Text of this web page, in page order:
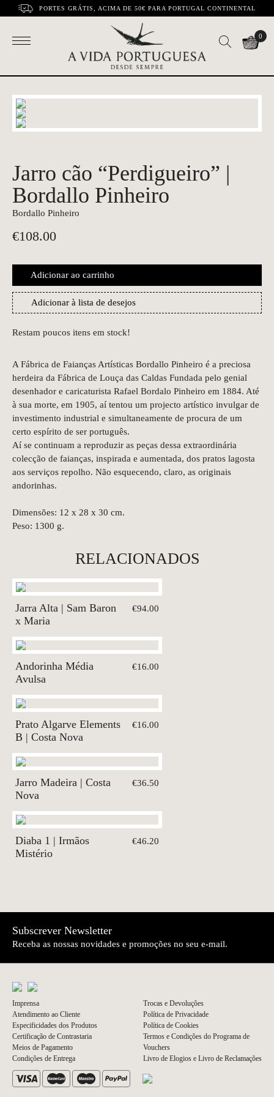
PORTES GRÁTIS, ACIMA DE 50€ PARA PORTUGAL CONTINENTAL
0
Jarro cão “Perdigueiro” |
Bordallo Pinheiro
Bordallo Pinheiro
€108.00
Adicionar ao carrinho
Adicionar à lista de desejos
Restam poucos itens em stock!
A Fábrica de Faianças Artísticas Bordallo Pinheiro é a preciosa
herdeira da Fábrica de Louça das Caldas Fundada pelo genial
desenhador e caricaturista Rafael Bordalo Pinheiro em 1884. Até
à sua morte, em 1905, aí tentou um projecto artístico invulgar de
investimento industrial e simultaneamente de procura de um
certo espírito de ser português.
Aí se continuam a reproduzir as peças dessa extraordinária
colecção de faianças, inspirada e aumentada, dos pratos lagosta
aos serviços repolho. Não esquecendo, claro, as originais
andorinhas.
Dimensões: 12 x 28 x 30 cm.
Peso: 1300 g.
RELACIONADOS
Jarra Alta | Sam Baron
x Maria
€94.00
Andorinha Média
Avulsa
€16.00
Prato Algarve Elements
B | Costa Nova
€16.00
Jarro Madeira | Costa
Nova
€36.50
Diaba 1 | Irmãos
Mistério
€46.20
Subscrever Newsletter
Receba as nossas novidades e promoções no seu e-mail.
Imprensa
Atendimento ao Cliente
Especificidades dos Produtos
Certificação de Contrastaria
Meios de Pagamento
Condições de Entrega
Trocas e Devoluções
Política de Privacidade
Política de Cookies
Termos e Condições do Programa de
Vouchers
Livro de Elogios e Livro de Reclamações